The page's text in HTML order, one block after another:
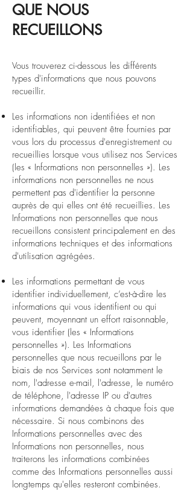
QUE NOUS
RECUEILLONS
Vous trouverez ci-dessous les différents
types d'informations que nous pouvons
recueillir.
Les informations non identifiées et non
identifiables, qui peuvent être fournies par
vous lors du processus d'enregistrement ou
recueillies lorsque vous utilisez nos Services
(les « Informations non personnelles »). Les
informations non personnelles ne nous
permettent pas d'identifier la personne
auprès de qui elles ont été recueillies. Les
Informations non personnelles que nous
recueillons consistent principalement en des
informations techniques et des informations
d'utilisation agrégées.
Les informations permettant de vous
identifier individuellement, c’est-à-dire les
informations qui vous identifient ou qui
peuvent, moyennant un effort raisonnable,
vous identifier (les « Informations
personnelles »). Les Informations
personnelles que nous recueillons par le
biais de nos Services sont notamment le
nom, l'adresse e-mail, l'adresse, le numéro
de téléphone, l'adresse IP ou d'autres
informations demandées à chaque fois que
nécessaire. Si nous combinons des
Informations personnelles avec des
Informations non personnelles, nous
traiterons les informations combinées
comme des Informations personnelles aussi
longtemps qu'elles resteront combinées.